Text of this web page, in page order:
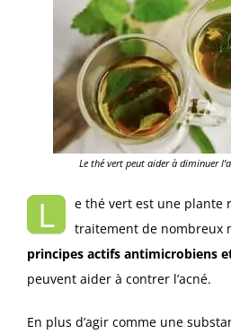
Le thé vert peut aider à diminuer
L
e thé vert est une plante
traitement de nombreux
principes actifs antimicrobiens
peuvent aider à contrer l’acné.
En plus d’agir comme une